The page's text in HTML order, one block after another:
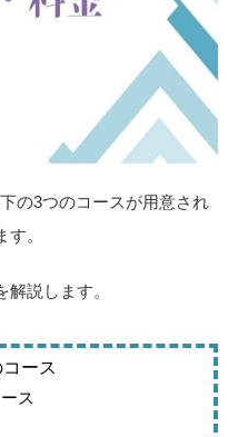
の3つのコースが用意され
。
説します。
ース
ス